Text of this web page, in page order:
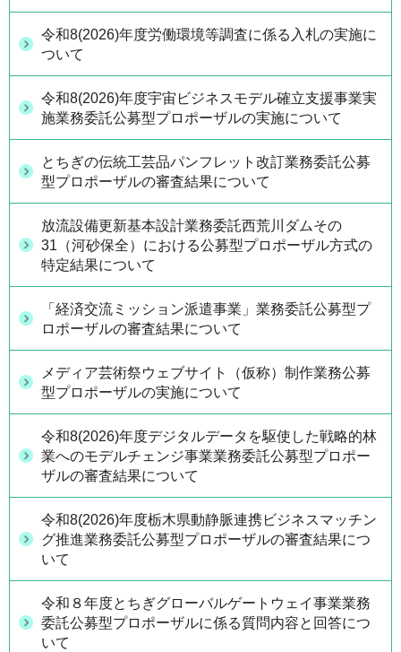
令和8(2026)年度労働環境等調査に係る入札の実施に
ついて
令和8(2026)年度宇宙ビジネスモデル確立支援事業実
施業務委託公募型プロポーザルの実施について
とちぎの伝統工芸品パンフレット改訂業務委託公募
型プロポーザルの審査結果について
放流設備更新基本設計業務委託西荒川ダムその
31（河砂保全）における公募型プロポーザル方式の
特定結果について
「経済交流ミッション派遣事業」業務委託公募型プ
ロポーザルの審査結果について
メディア芸術祭ウェブサイト（仮称）制作業務公募
型プロポーザルの実施について
令和8(2026)年度デジタルデータを駆使した戦略的林
業へのモデルチェンジ事業業務委託公募型プロポー
ザルの審査結果について
令和8(2026)年度栃木県動静脈連携ビジネスマッチン
グ推進業務委託公募型プロポーザルの審査結果につ
いて
令和８年度とちぎグローバルゲートウェイ事業業務
委託公募型プロポーザルに係る質問内容と回答につ
いて